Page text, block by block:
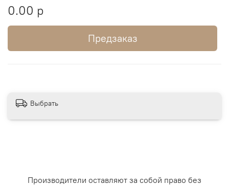
0.00 р
Предзаказ
Выбрать
Производители оставляют за собой право без